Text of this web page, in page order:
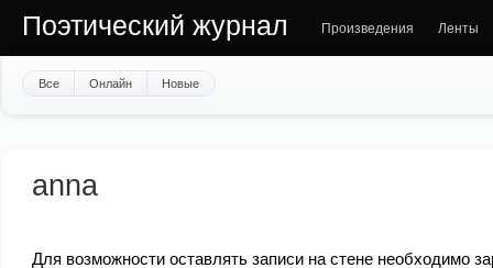
Поэтический журнал Произведения Ленты
Все Онлайн Новые
anna
Для возможности оставлять записи на стене необходимо